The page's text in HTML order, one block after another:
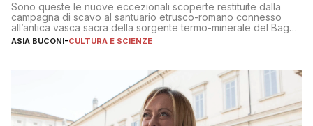
Sono queste le nuove eccezionali scoperte restituite dalla
campagna di scavo al santuario etrusco-romano connesso
all’antica vasca sacra della sorgente termo-minerale del Bagno
Grande
ASIA BUCONI-CULTURA E SCIENZE